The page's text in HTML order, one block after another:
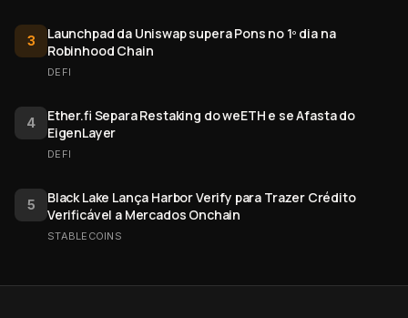
3
Launchpad da Uniswap supera Pons no 1º dia na
Robinhood Chain
DEFI
4
Ether.fi Separa Restaking do weETH e se Afasta do
EigenLayer
DEFI
5
Black Lake Lança Harbor Verify para Trazer Crédito
Verificável a Mercados Onchain
STABLECOINS